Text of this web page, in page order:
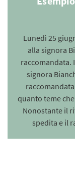
Lunedì 25
alla signora
raccomandata.
signora
quanto teme
Nonostante il
spedita e il